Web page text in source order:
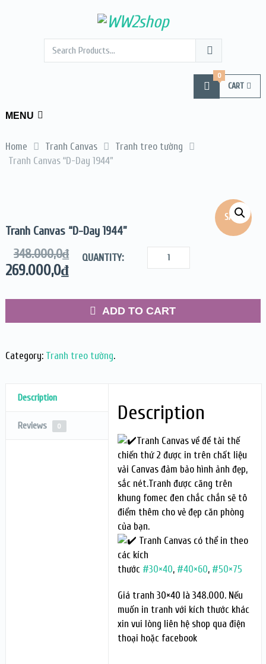
CART
0
MENU
Home Tranh Canvas
Tranh treo tường
Tranh Canvas “D-Day 1944”
SALE!
Tranh Canvas “D-Day 1944”
348.000,0₫
269.000,0₫
QUANTITY:
ADD TO CART
Category: Tranh treo tường.
Description
Reviews 0
Description
Tranh Canvas về đề tài thế
chiến thứ 2 được in trên chất liệu
vải Canvas đảm bảo hình ảnh đẹp,
sắc nét.Tranh được căng trên
khung fomec đen chắc chắn sẽ tô
điểm thêm cho vẻ đẹp căn phòng
của bạn.
Tranh Canvas có thể in theo
các kích
thước #30×40, #40×60, #50×75
Giá tranh 30×40 là 348.000. Nếu
muốn in tranh với kích thước khác
xin vui lòng liên hệ shop qua điện
thoại hoặc facebook